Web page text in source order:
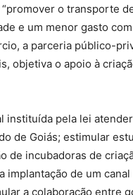
o transporte
e um menor gasto
a parceria público-
objetiva o apoio à
instituída pela lei
de Goiás; estimular
de incubadoras de
implantação de um
a colaboração entre